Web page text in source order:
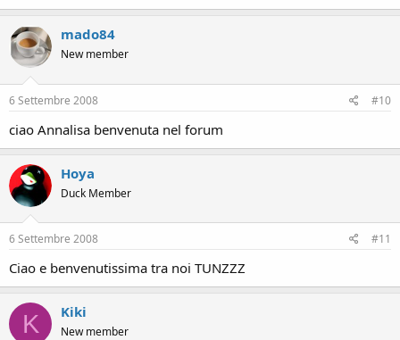
mado84
New member
6 Settembre 2008 #10
ciao Annalisa benvenuta nel forum
Hoya
Duck Member
6 Settembre 2008 #11
Ciao e benvenutissima tra noi TUNZZZ
K Kiki
New member